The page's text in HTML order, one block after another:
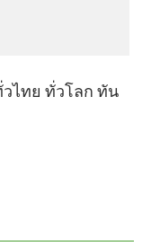
ไทย ทั่วโลก ทัน